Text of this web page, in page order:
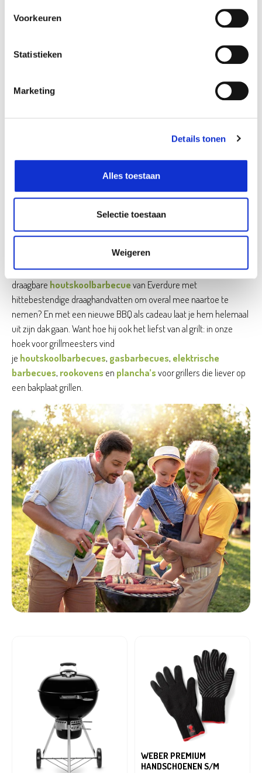
Voorkeuren
Statistieken
Marketing
Details tonen
Alles toestaan
Selectie toestaan
Weigeren
€ 5,99
Vaderdagcadeaus voor
grillpapa’s
Checkt je papa elke dag het weerbericht om bij de minste zon en
dacht je van een handigebarbecueschort, een
of eentoolbox
barbecuegereedschap in op te bergen? Of van een superoriginele
draagbare houtskoolbarbecuevan Everdure met
hittebestendige draaghandvatten om overal mee naartoe te
nemen? En met een nieuwe BBQ als cadeau laat je hem helemaal
uit zijn dak gaan. Want hoe hij ook het liefst van al grilt: in onze
hoek voor grillmeesters vind
je houtskoolbarbecues, gasbarbecues, elektrische
barbecues, rookovens en plancha’svoor grillers die liever op
een bakplaat grillen.
WEBER PREMIUM
HANDSCHOENEN S/M